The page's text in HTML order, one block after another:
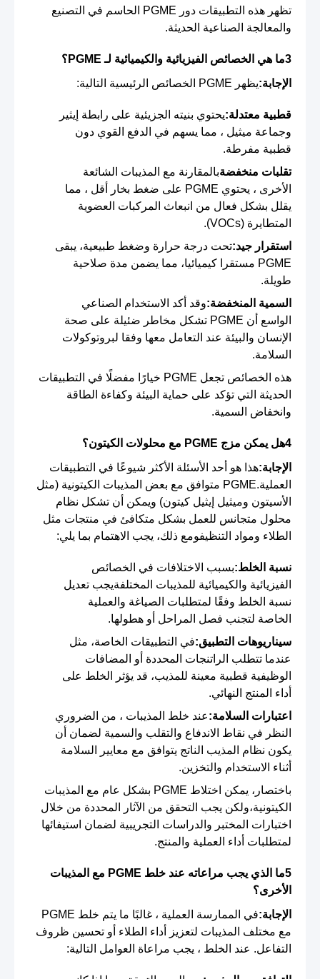
تظهر هذه التطبيقات دور PGME الحاسم في التصنيع
والمعالجة الصناعية الحديثة.
3ما هي الخصائص الفيزيائية والكيميائية لـ PGME؟
الإجابة:يظهر PGME الخصائص الرئيسية التالية:
قطبية معتدلة:يحتوي بنيته الجزيئية على رابطة إيثير
وجماعة ميثيل ، مما يسهم في الدفع القوي دون
قطبية مفرطة.
تقلبات منخفضةبالمقارنة مع المذيبات الشائعة
الأخرى ، يحتوي PGME على ضغط بخار أقل ، مما
يقلل بشكل فعال من انبعاث المركبات العضوية
المتطايرة (VOCs).
استقرار جيد:تحت درجة حرارة وضغط طبيعية، يبقى
PGME مستقرا كيميائيا، مما يضمن مدة صلاحية
طويلة.
السمية المنخفضة:وقد أكد الاستخدام الصناعي
الواسع أن PGME تشكل مخاطر ضئيلة على صحة
الإنسان والبيئة عند التعامل معها وفقا لبروتوكولات
السلامة.
هذه الخصائص تجعل PGME خيارًا مفضلًا في التطبيقات
الحديثة التي تؤكد على حماية البيئة وكفاءة الطاقة
وانخفاض السمية.
4هل يمكن مزج PGME مع محلولات الكيتون؟
الإجابة:هذا هو أحد الأسئلة الأكثر شيوعًا في التطبيقات
العملية.PGME متوافق مع بعض المذيبات الكيتونية (مثل
الأسيتون وميثيل إيثيل كيتون) ويمكن أن تشكل نظام
محلول متجانس للعمل بشكل متكافئ في منتجات مثل
الطلاء ومواد التنظيفومع ذلك، يجب الاهتمام بما يلي:
نسبة الخلط:بسبب الاختلافات في الخصائص
الفيزيائية والكيميائية للمذيبات المختلفةيجب تعديل
نسبة الخلط وفقًا لمتطلبات الصياغة والعملية
الخاصة لتجنب فصل المراحل أو هطولها.
سيناريوهات التطبيق:في التطبيقات الخاصة، مثل
عندما تتطلب الراتنجات المحددة أو المضافات
الوظيفية قطبية معينة للمذيب، قد يؤثر الخلط على
أداء المنتج النهائي.
اعتبارات السلامة:عند خلط المذيبات ، من الضروري
النظر في نقاط الاندفاع والتقلب والسمية لضمان أن
يكون نظام المذيب الناتج يتوافق مع معايير السلامة
أثناء الاستخدام والتخزين.
باختصار، يمكن اختلاط PGME بشكل عام مع المذيبات
الكيتونية،ولكن يجب التحقق من الآثار المحددة من خلال
اختبارات المختبر والدراسات التجريبية لضمان استيفائها
لمتطلبات أداء العملية والمنتج.
5ما الذي يجب مراعاته عند خلط PGME مع المذيبات
الأخرى؟
الإجابة:
في الممارسة العملية ، غالبًا ما يتم خلط PGME
مع مختلف المذيبات لتعزيز أداء الطلاء أو تحسين ظروف
التفاعل. عند الخلط ، يجب مراعاة العوامل التالية: